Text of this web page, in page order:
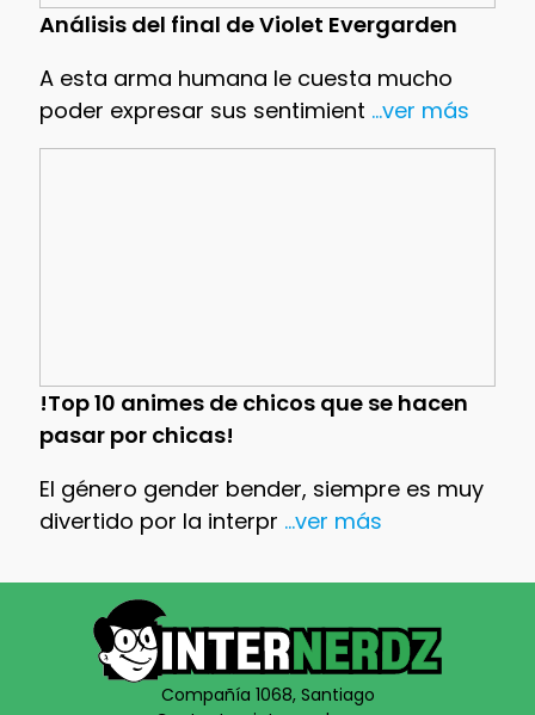
Análisis del final de Violet Evergarden
A esta arma humana le cuesta mucho
poder expresar sus sentimient ...ver más
!Top 10 animes de chicos que se hacen
pasar por chicas!
El género gender bender, siempre es muy
divertido por la interpr ...ver más
Compañía 1068, Santiago